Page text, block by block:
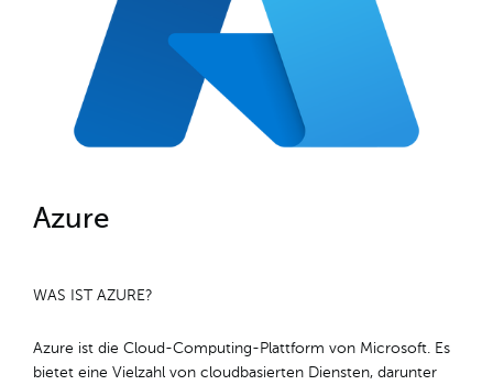
Über uns
Logbuch
Stellen
Azure
WAS IST AZURE?
Azure ist die Cloud-Computing-Plattform von Microsoft. Es
bietet eine Vielzahl von cloudbasierten Diensten, darunter